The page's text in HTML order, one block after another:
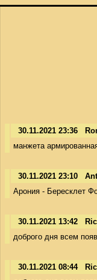
30.11.2021 23:36
манжета
30.11.2021 23:10
Арония - Бересклет
30.11.2021 13:42
доброго дня всем
30.11.2021 08:44